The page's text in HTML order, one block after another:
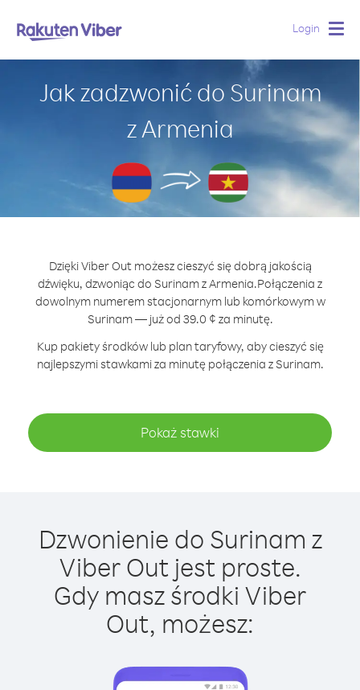
Login
Jak zadzwonić do Surinam
z Armenia
Dzięki Viber Out możesz cieszyć się dobrą jakością
dźwięku, dzwoniąc do Surinam z Armenia.Połączenia z
dowolnym numerem stacjonarnym lub komórkowym w
Surinam — już od 39.0 ¢ za minutę.
Kup pakiety środków lub plan taryfowy, aby cieszyć się
najlepszymi stawkami za minutę połączenia z Surinam.
Pokaż stawki
Dzwonienie do Surinam z
Viber Out jest proste.
Gdy masz środki Viber
Out, możesz: